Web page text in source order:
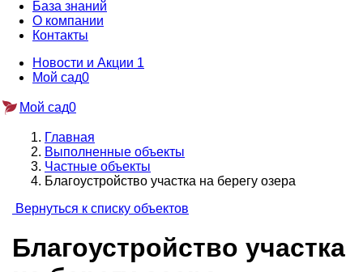
База знаний
О компании
Контакты
Новости и Акции 1
Мой сад0
Мой сад0
Главная
Выполненные объекты
Частные объекты
Благоустройство участка на берегу озера
Вернуться к списку объектов
Благоустройство участка